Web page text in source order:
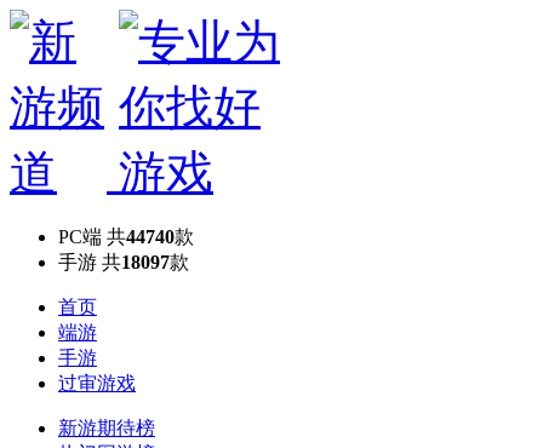
PC端 共44740款
手游 共18097款
首页
端游
手游
过审游戏
新游期待榜